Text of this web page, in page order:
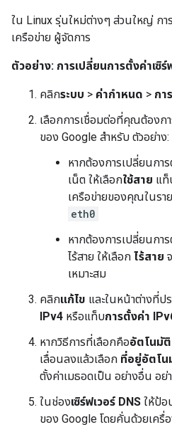
ใน Linux รุ่นใหม่ต่างๆ ส่วนใหญ่ กา
เครือข่าย ผู้จัดการ
ตัวอย่าง: การเปลี่ยนการตั้งค่าเซิร์
คลิกระบบ > ค่ากำหนด > กา
เลือกการเชื่อมต่อที่คุณต้องก
ของ Google สำหรับ ตัวอย่าง:
หากต้องการเปลี่ยนกา
เน็ต ให้เลือกใช้สาย แท็
เครือข่ายของคุณในรา
eth0
หากต้องการเปลี่ยนกา
ไร้สาย ให้เลือก ไร้สาย
เหมาะสม
คลิกแก้ไข และในหน้าต่างที่ป
IPv4 หรือแท็บการตั้งค่า
หากวิธีการที่เลือกคืออัตโนมั
เลื่อนลงแล้วเลือก ที่อยู่อัตโน
ตั้งค่าเมธอดเป็น อย่างอื่น อย่
ในช่องเซิร์ฟเวอร์ DNS ให้ป้อ
ของ Google โดยคั่นด้วยเครื่